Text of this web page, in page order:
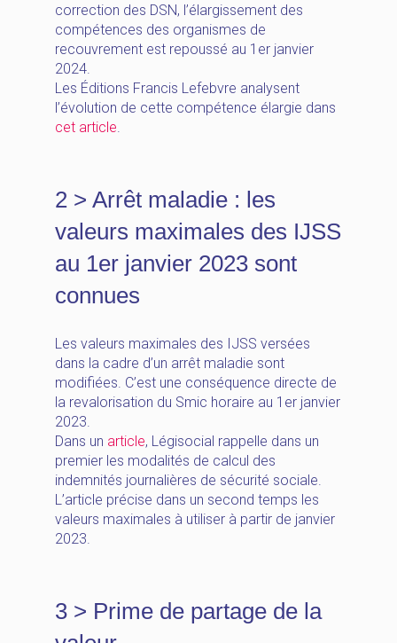
correction des DSN, l’élargissement des
compétences des organismes de
recouvrement est repoussé au 1er janvier
2024.
Les Éditions Francis Lefebvre analysent
l’évolution de cette compétence élargie dans
cet article.
2 > Arrêt maladie : les
valeurs maximales des IJSS
au 1er janvier 2023 sont
connues
Les valeurs maximales des IJSS versées
dans la cadre d’un arrêt maladie sont
modifiées. C’est une conséquence directe de
la revalorisation du Smic horaire au 1er janvier
2023.
Dans un article, Légisocial rappelle dans un
premier les modalités de calcul des
indemnités journalières de sécurité sociale.
L’article précise dans un second temps les
valeurs maximales à utiliser à partir de janvier
2023.
3 > Prime de partage de la